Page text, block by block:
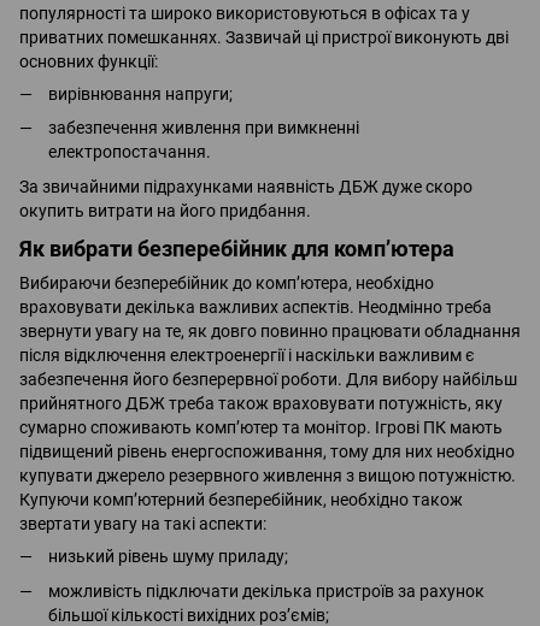
популярності та широко використовуються в офісах та у
приватних помешканнях. Зазвичай ці пристрої виконують дві
основних функції:
вирівнювання напруги;
забезпечення живлення при вимкненні
електропостачання.
За звичайними підрахунками наявність ДБЖ дуже скоро
окупить витрати на його придбання.
Як вибрати безперебійник для комп’ютера
Вибираючи безперебійник до комп’ютера, необхідно
враховувати декілька важливих аспектів. Неодмінно треба
звернути увагу на те, як довго повинно працювати обладнання
після відключення електроенергії і наскільки важливим є
забезпечення його безперервної роботи. Для вибору найбільш
прийнятного ДБЖ треба також враховувати потужність, яку
сумарно споживають комп’ютер та монітор. Ігрові ПК мають
підвищений рівень енергоспоживання, тому для них необхідно
купувати джерело резервного живлення з вищою потужністю.
Купуючи комп’ютерний безперебійник, необхідно також
звертати увагу на такі аспекти:
низький рівень шуму приладу;
можливість підключати декілька пристроїв за рахунок
більшої кількості вихідних роз’ємів;